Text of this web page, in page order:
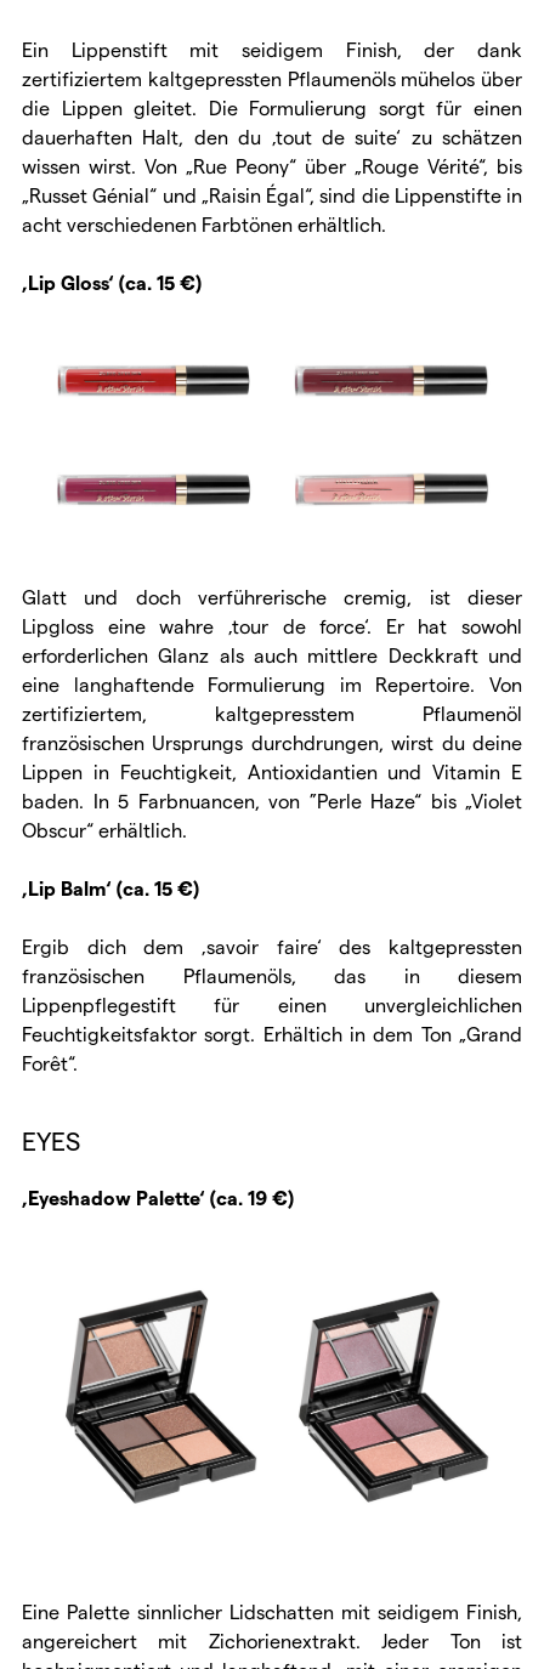
Ein Lippenstift mit seidigem Finish, der dank
zertifiziertem kaltgepressten Pflaumenöls mühelos über
die Lippen gleitet. Die Formulierung sorgt für einen
dauerhaften Halt, den du ‚tout de suite‘ zu schätzen
wissen wirst. Von „Rue Peony“ über „Rouge Vérité“, bis
„Russet Génial“ und „Raisin Égal“, sind die Lippenstifte in
acht verschiedenen Farbtönen erhältlich.
‚Lip Gloss‘ (ca. 15 €)
Glatt und doch verführerische cremig, ist dieser
Lipgloss eine wahre ‚tour de force‘. Er hat sowohl
erforderlichen Glanz als auch mittlere Deckkraft und
eine langhaftende Formulierung im Repertoire. Von
zertifiziertem, kaltgepresstem Pflaumenöl
französischen Ursprungs durchdrungen, wirst du deine
Lippen in Feuchtigkeit, Antioxidantien und Vitamin E
baden. In 5 Farbnuancen, von ”Perle Haze“ bis „Violet
Obscur“ erhältlich.
‚Lip Balm‘ (ca. 15 €)
Ergib dich dem ‚savoir faire‘ des kaltgepressten
französischen Pflaumenöls, das in diesem
Lippenpflegestift für einen unvergleichlichen
Feuchtigkeitsfaktor sorgt. Erhältich in dem Ton „Grand
Forêt“.
EYES
‚Eyeshadow Palette‘ (ca. 19 €)
Eine Palette sinnlicher Lidschatten mit seidigem Finish,
angereichert mit Zichorienextrakt. Jeder Ton ist